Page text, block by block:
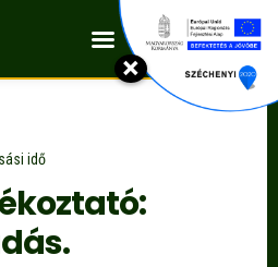
Kapcsolat
idő
×